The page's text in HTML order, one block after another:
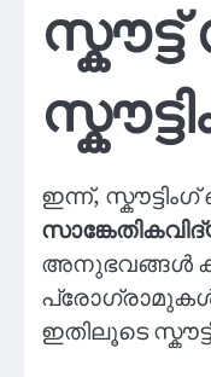
ഇന്ന്,
അനുഭവങ്ങൾ
ഇതിലൂടെ